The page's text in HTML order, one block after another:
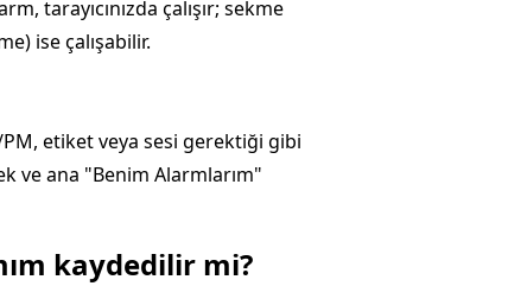
tarayıcınızda çalışır; sekme
ise çalışabilir.
etiket veya sesi gerektiği gibi
ve ana "Benim Alarmlarım"
kaydedilir mi?